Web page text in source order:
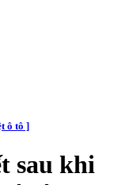
ô tô ]
sau khi